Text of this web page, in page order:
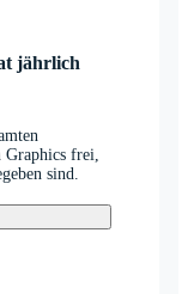
jährlich
Graphics frei,
sind.